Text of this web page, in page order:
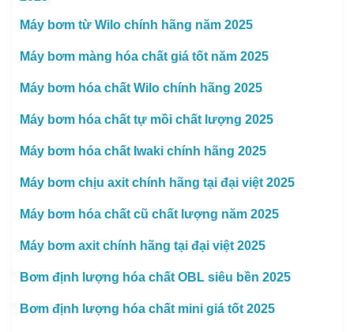
Máy bơm từ Wilo chính hãng năm 2025
Máy bơm màng hóa chất giá tốt năm 2025
Máy bơm hóa chất Wilo chính hãng 2025
Máy bơm hóa chất tự mồi chất lượng 2025
Máy bơm hóa chất Iwaki chính hãng 2025
Máy bơm chịu axit chính hãng tại đại việt 2025
Máy bơm hóa chất cũ chất lượng năm 2025
Máy bơm axit chính hãng tại đại việt 2025
Bơm định lượng hóa chất OBL siêu bền 2025
Bơm định lượng hóa chất mini giá tốt 2025